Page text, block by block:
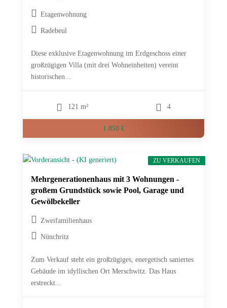
Etagenwohnung
Radebeul
Diese exklusive Etagenwohnung im Erdgeschoss einer
großzügigen Villa (mit drei Wohneinheiten) vereint
historischen...
121 m² 4
1.850 €
Mehrgenerationenhaus mit 3 Wohnungen -
großem Grundstück sowie Pool, Garage und
Gewölbekeller
Zweifamilienhaus
Nünchritz
Zum Verkauf steht ein großzügiges, energetisch saniertes
Gebäude im idyllischen Ort Merschwitz. Das Haus
erstreckt...
ZU VERKAUFEN